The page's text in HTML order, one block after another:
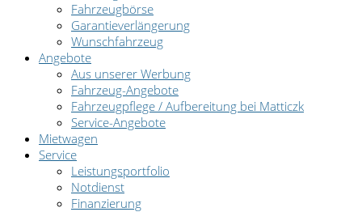
Fahrzeugbörse
Garantieverlängerung
Wunschfahrzeug
Angebote
Aus unserer Werbung
Fahrzeug-Angebote
Fahrzeugpflege / Aufbereitung bei Matticzk
Service-Angebote
Mietwagen
Service
Leistungsportfolio
Notdienst
Finanzierung